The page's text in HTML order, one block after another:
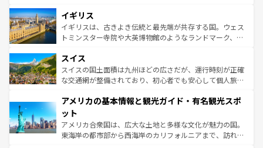
香り高いラベンダー畑など、多彩な楽しみ方が可能だ。さ
らに、パリ以外の地域にも魅力が溢れており、どの街角に
も豊かな歴史と文化が息づいている。パリ以外の個性あふ
を参照してほしい。
顔を持つこの国は、どこを歩いても飽きることがない。ベ
ルリンの文化的活気、バイエルン州のアルプスの絶景、そ
してライン川沿いのワイン畑といった風景は必見。ビール
は、お酒好きな人にはぜひ体験してほしい。 なお、新着の
ドイツ情報はコンテンツ一覧を参照してほしい。
イギリス
イギリスは、古きよき伝統と最先端が共存する国。ウェス
トミンスター寺院や大英博物館のようなランドマーク、歴
リアごとに異なる魅力がある。また、優雅なアフタヌーン
ティー、ビール好きにはたまらない英国パブ、サッカー観
戦など、本場だからこそできる体験も豊富。イギリスを旅
ンツ一覧を参照してほしい。
スイス
スイスの国土面積は九州ほどの広さだが、運行時刻が正確
な交通網が整備されており、初心者でも安心して個人旅行
の建物がそのまま残る町や、スイスならではのユニークな
博物館もあり、アルプス観光だけでなく町歩きも満喫する
ことができる。国民の所得が高いため物価も高いが、旅行
者向けの交通パス提供のサービスもあり、うまく活用すれ
アメリカの基本情報と観光ガイド・有名観光スポ
ット
アメリカ合衆国は、広大な土地と多様な文化が魅力の国。
東海岸の都市部から西海岸のカリフォルニアまで、訪れる